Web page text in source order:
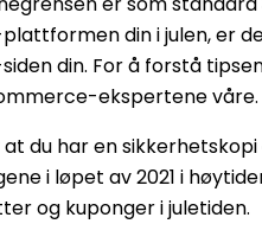
din i julen, er
din. For å forstå
ekspertene våre.
at du har en
i løpet av 2021 i
og kuponger i juletiden.